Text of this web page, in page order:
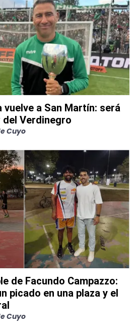
vuelve a San Martín: será
del Verdinegro
Cuyo
de Facundo Campazzo:
picado en una plaza y el
Cuyo